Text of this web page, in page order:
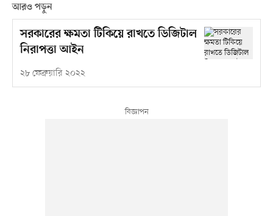
আরও পড়ুন
সরকারের ক্ষমতা টিকিয়ে রাখতে ডিজিটাল
নিরাপত্তা আইন
২৮ ফেব্রুয়ারি ২০২২